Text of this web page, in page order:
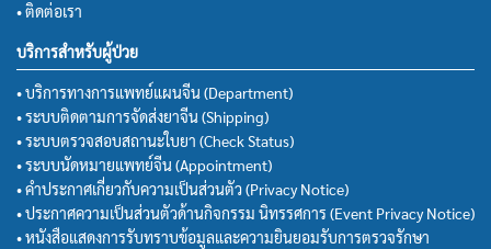
• ติดต่อเรา
บริการสำหรับผู้ป่วย
• บริการทางการแพทย์แผนจีน (Department)
• ระบบติดตามการจัดส่งยาจีน (Shipping)
• ระบบตรวจสอบสถานะใบยา (Check Status)
• ระบบนัดหมายแพทย์จีน (Appointment)
• คำประกาศเกี่ยวกับความเป็นส่วนตัว (Privacy Notice)
• ประกาศความเป็นส่วนตัวด้านกิจกรรม นิทรรศการ (Event Privacy Notice)
• หนังสือแสดงการรับทราบข้อมูลและความยินยอมรับการตรวจรักษา